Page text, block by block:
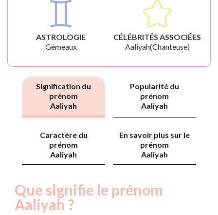
ASTROLOGIE
Gémeaux
CÉLÉBRITÉS ASSOCIÉES
Aaliyah(Chanteuse)
Signification du
prénom
Aaliyah
Popularité du
prénom
Aaliyah
Caractère du
prénom
Aaliyah
En savoir plus sur le
prénom
Aaliyah
Que signifie le prénom
Aaliyah ?